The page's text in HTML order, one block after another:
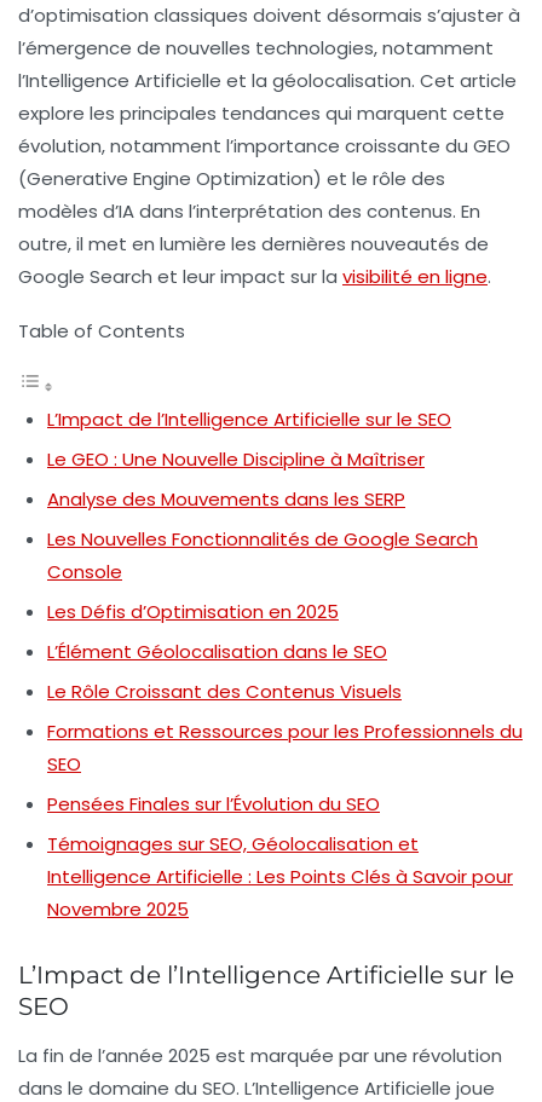
d’optimisation classiques doivent désormais s’ajuster à
l’émergence de nouvelles technologies, notamment
l’Intelligence Artificielle et la géolocalisation. Cet article
explore les principales tendances qui marquent cette
évolution, notamment l’importance croissante du GEO
(Generative Engine Optimization) et le rôle des
modèles d’IA dans l’interprétation des contenus. En
outre, il met en lumière les dernières nouveautés de
Google Search et leur impact sur la visibilité en ligne.
Table of Contents
L’Impact de l’Intelligence Artificielle sur le SEO
Le GEO : Une Nouvelle Discipline à Maîtriser
Analyse des Mouvements dans les SERP
Les Nouvelles Fonctionnalités de Google Search
Console
Les Défis d’Optimisation en 2025
L’Élément Géolocalisation dans le SEO
Le Rôle Croissant des Contenus Visuels
Formations et Ressources pour les Professionnels du
SEO
Pensées Finales sur l’Évolution du SEO
Témoignages sur SEO, Géolocalisation et
Intelligence Artificielle : Les Points Clés à Savoir pour
Novembre 2025
L’Impact de l’Intelligence Artificielle sur le
SEO
La fin de l’année 2025 est marquée par une révolution
dans le domaine du SEO. L’Intelligence Artificielle joue